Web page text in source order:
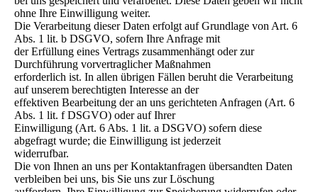
ohne Ihre Einwilligung weiter.
Die Verarbeitung dieser Daten erfolgt auf Grundlage von Art. 6
Abs. 1 lit. b DSGVO, sofern Ihre Anfrage mit
der Erfüllung eines Vertrags zusammenhängt oder zur
Durchführung vorvertraglicher Maßnahmen
erforderlich ist. In allen übrigen Fällen beruht die Verarbeitung
auf unserem berechtigten Interesse an der
effektiven Bearbeitung der an uns gerichteten Anfragen (Art. 6
Abs. 1 lit. f DSGVO) oder auf Ihrer
Einwilligung (Art. 6 Abs. 1 lit. a DSGVO) sofern diese
abgefragt wurde; die Einwilligung ist jederzeit
widerrufbar.
Die von Ihnen an uns per Kontaktanfragen übersandten Daten
verbleiben bei uns, bis Sie uns zur Löschung